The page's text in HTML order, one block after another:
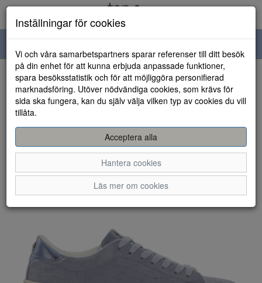
navigation
HEM
Inställningar för cookies
Vi och våra samarbetspartners sparar referenser till ditt besök
på din enhet för att kunna erbjuda anpassade funktioner,
spara besöksstatistik och för att möjliggöra personifierad
marknadsföring. Utöver nödvändiga cookies, som krävs för
sida ska fungera, kan du själv välja vilken typ av cookies du vill
tillåta.
Acceptera alla
Hantera cookies
Läs mer om cookies